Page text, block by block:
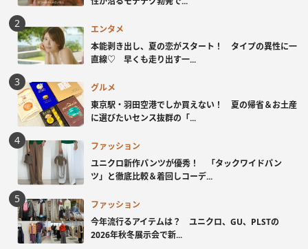
エンタメ
本能剥き出し、夏の恋がスタート！ タイプの異性に一
直線♡ 早くも走り出す一...
グルメ
東京駅・羽田空港でしか買えない！ 夏の帰省＆お土産
に選びたいセンス抜群の「...
ファッション
ユニクロ新作パンツが優秀！ 「タックワイドパン
ツ」と徹底比較＆着回しコーデ...
ファッション
今年流行るアイテムは？ ユニクロ、GU、PLSTの
2026年秋冬展示会で新...